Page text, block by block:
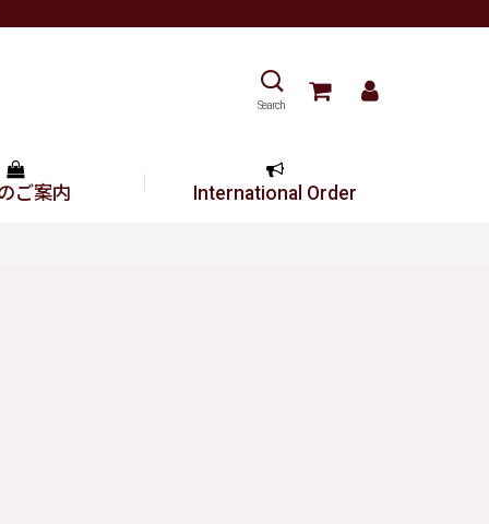
Search
ご案内 International Order